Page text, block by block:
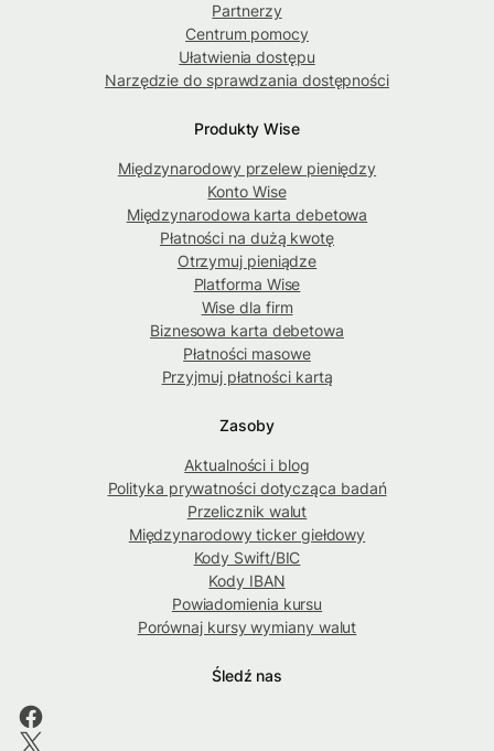
Partnerzy
Centrum pomocy
Ułatwienia dostępu
Narzędzie do sprawdzania dostępności
Produkty Wise
Międzynarodowy przelew pieniędzy
Konto Wise
Międzynarodowa karta debetowa
Płatności na dużą kwotę
Otrzymuj pieniądze
Platforma Wise
Wise dla firm
Biznesowa karta debetowa
Płatności masowe
Przyjmuj płatności kartą
Zasoby
Aktualności i blog
Polityka prywatności dotycząca badań
Przelicznik walut
Międzynarodowy ticker giełdowy
Kody Swift/BIC
Kody IBAN
Powiadomienia kursu
Porównaj kursy wymiany walut
Śledź nas